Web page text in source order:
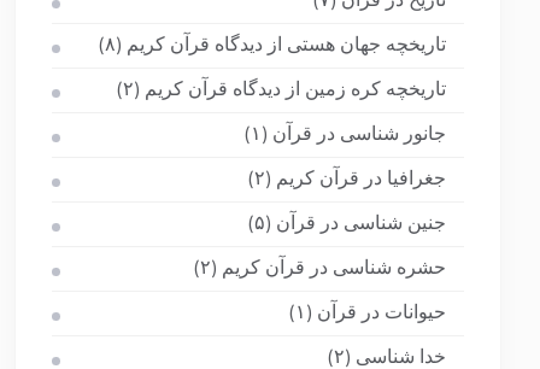
تاریخچه جهان هستی از دیدگاه قرآن کریم (۸)
تاریخچه کره زمین از دیدگاه قرآن کریم (۲)
جانور شناسی در قرآن (۱)
جغرافیا در قرآن کریم (۲)
جنین شناسی در قرآن (۵)
حشره شناسی در قرآن کریم (۲)
حیوانات در قرآن (۱)
خدا شناسی (۲)